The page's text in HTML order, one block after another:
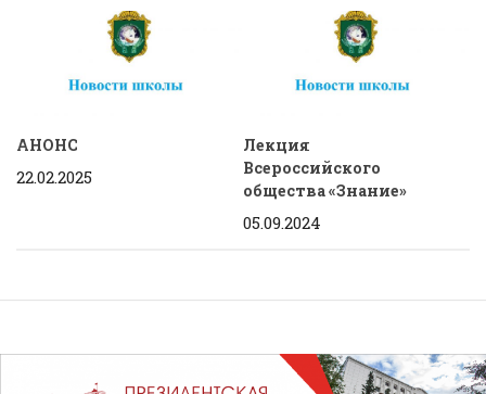
АНОНС
22.02.2025
Лекция
Всероссийского
общества «Знание»
05.09.2024